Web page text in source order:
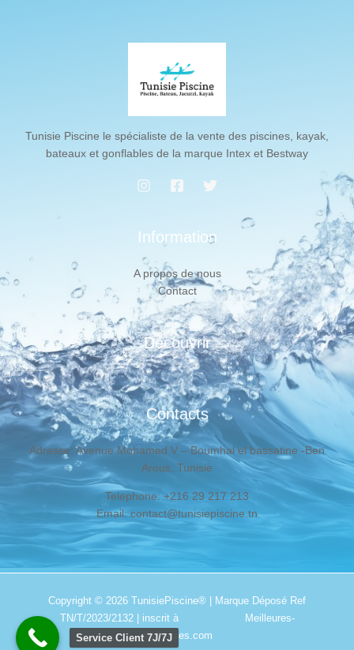
Tunisie Piscine le spécialiste de la vente des piscines, kayak,
bateaux et gonflables de la marque Intex et Bestway
Information
A propos de nous
Contact
Découvrir
Contacts
Adresse: Avenue Mohamed V – Boumhal el bassatine -Ben
Arous, Tunisie
Telephone: +216 29 217 213
Email: contact@tunisiepiscine.tn
Copyright © 2026 TunisiePiscine® | Marque Déposé Ref
TN/T/2023/2132 | inscrit à Meilleures-
addresses.com
Service Client 7J/7J